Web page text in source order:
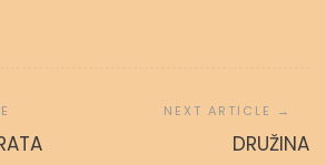
DRUŽINA